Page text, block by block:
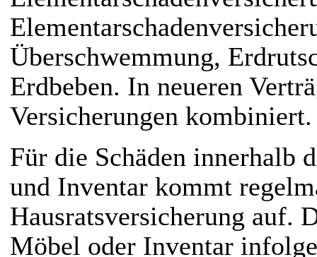
Überschwemmung,
Erdbeben. In neueren
Versicherungen kombiniert.
Für die Schäden innerhalb
und Inventar kommt
Hausratsversicherung auf.
Möbel oder Inventar